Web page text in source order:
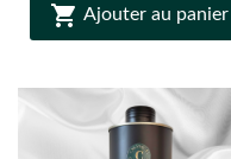
 Ajouter au panier